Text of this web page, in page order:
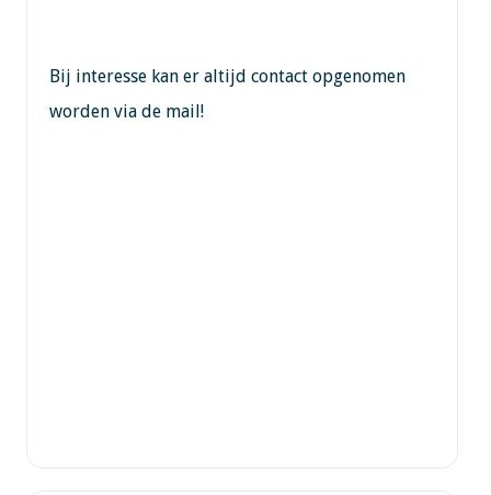
Bij interesse kan er altijd contact opgenomen
worden via de mail!